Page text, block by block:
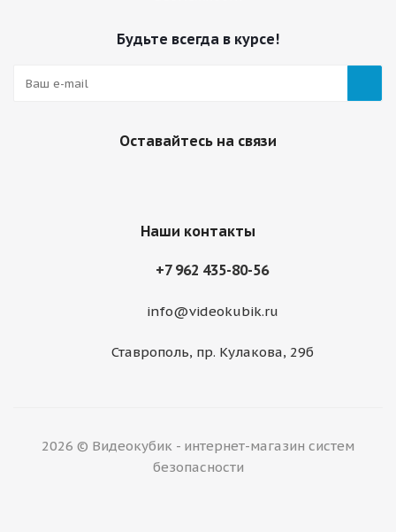
Будьте всегда в курсе!
Оставайтесь на связи
Наши контакты
+7 962 435-80-56
info@videokubik.ru
Ставрополь, ​пр. Кулакова, 29б
2026 © Видеокубик - интернет-магазин систем
безопасности